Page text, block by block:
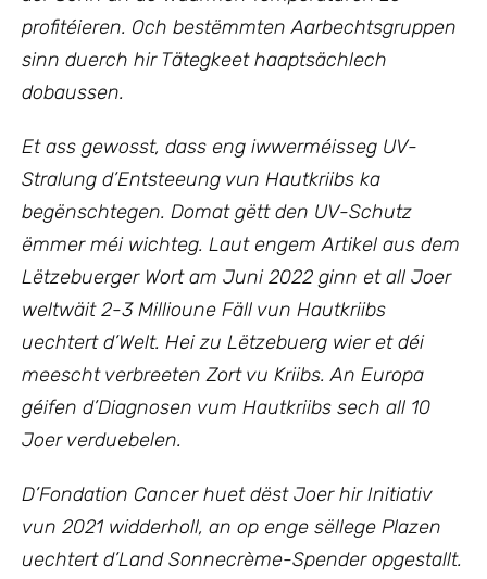
profitéieren. Och bestëmmten Aarbechtsgruppen
sinn duerch hir Tätegkeet haaptsächlech
dobaussen.
Et ass gewosst, dass eng iwwerméisseg UV-
Stralung d’Entsteeung vun Hautkriibs ka
begënschtegen. Domat gëtt den UV-Schutz
ëmmer méi wichteg. Laut engem Artikel aus dem
Lëtzebuerger Wort am Juni 2022 ginn et all Joer
weltwäit 2-3 Millioune Fäll vun Hautkriibs
uechtert d’Welt. Hei zu Lëtzebuerg wier et déi
meescht verbreeten Zort vu Kriibs. An Europa
géifen d’Diagnosen vum Hautkriibs sech all 10
Joer verduebelen.
D’Fondation Cancer huet dëst Joer hir Initiativ
vun 2021 widderholl, an op enge sëllege Plazen
uechtert d’Land Sonnecrème-Spender opgestallt.